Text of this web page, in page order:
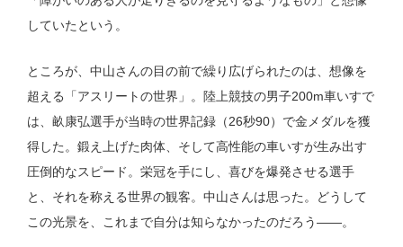
していたという。
ところが、中山さんの目の前で繰り広げられたのは、想像を
超える「アスリートの世界」。陸上競技の男子200m車いすで
は、畝康弘選手が当時の世界記録（26秒90）で金メダルを獲
得した。鍛え上げた肉体、そして高性能の車いすが生み出す
圧倒的なスピード。栄冠を手にし、喜びを爆発させる選手
と、それを称える世界の観客。中山さんは思った。どうして
この光景を、これまで自分は知らなかったのだろう——。